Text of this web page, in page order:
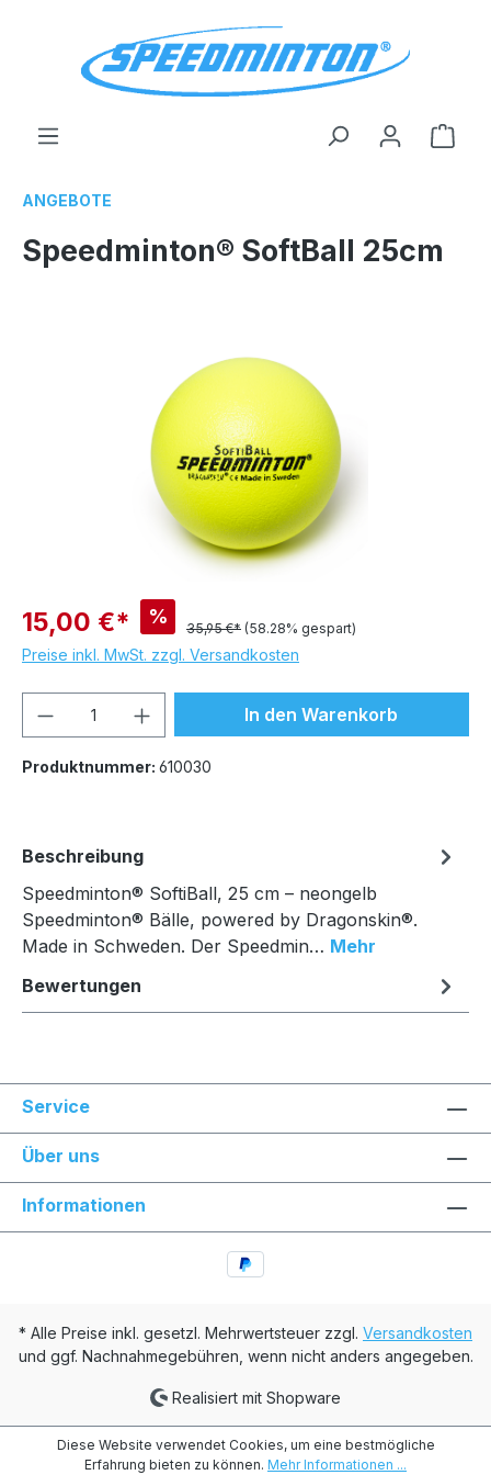
ANGEBOTE
Speedminton® SoftBall 25cm
15,00 €* %
35,95 €* (58.28% gespart)
Preise inkl. MwSt. zzgl. Versandkosten
Produkt Anzahl: Gib denIn den Warenkorb
Produktnummer: 610030
Beschreibung
Speedminton® SoftiBall, 25 cm – neongelb
Speedminton® Bälle, powered by Dragonskin®.
Made in Schweden. Der Speedmin… Mehr
Bewertungen
Service
Über uns
Informationen
* Alle Preise inkl. gesetzl. Mehrwertsteuer zzgl. Versandkosten
und ggf. Nachnahmegebühren, wenn nicht anders angegeben.
Realisiert mit Shopware
Diese Website verwendet Cookies, um eine bestmögliche
Erfahrung bieten zu können. Mehr Informationen ...